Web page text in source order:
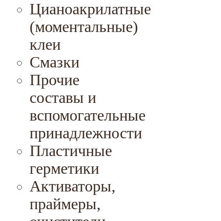
Цианоакрилатные
(моментальные)
клеи
Смазки
Прочие
составы и
вспомогательные
принадлежности
Пластичные
герметики
Активаторы,
праймеры,